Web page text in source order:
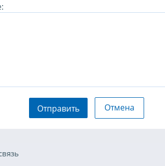
Отправить Отмена